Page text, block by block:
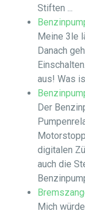
Stiften ...
Meine 3le
Danach
aus! Was
Der
digitalen
auch die
Mich